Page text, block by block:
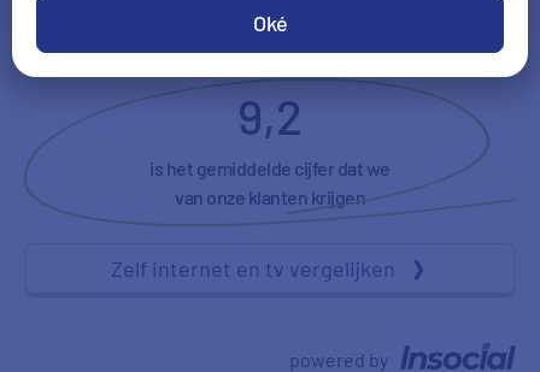
OkéNPS
9,2
is het gemiddelde cijfer dat we
van onze klanten krijgen
Zelf internet en tv vergelijken
powered by